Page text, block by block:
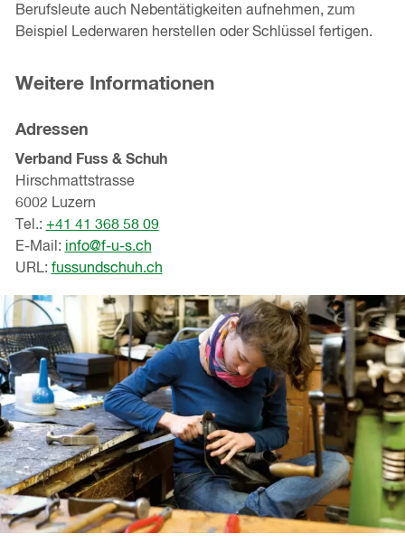
Berufsleute auch Nebentätigkeiten aufnehmen, zum
Beispiel Lederwaren herstellen oder Schlüssel fertigen.
Weitere Informationen
Adressen
Verband Fuss & Schuh
Hirschmattstrasse
6002 Luzern
Tel.: +41 41 368 58 09
E-Mail: info@f-u-s.ch
URL: fussundschuh.ch